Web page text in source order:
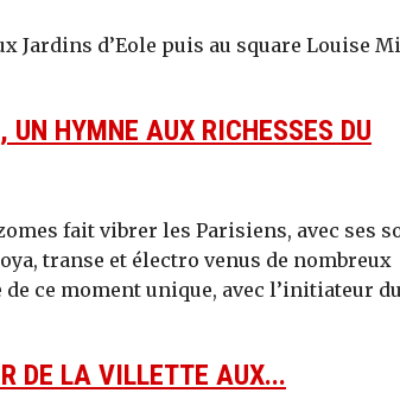
Jardins d’Eole puis au square Louise
HYMNE AUX RICHESSES DU
fait vibrer les Parisiens, avec ses
transe et électro venus de nombreux
ce moment unique, avec l’initiateur du
DE LA VILLETTE AUX...